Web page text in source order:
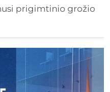
prigimtinio grožio